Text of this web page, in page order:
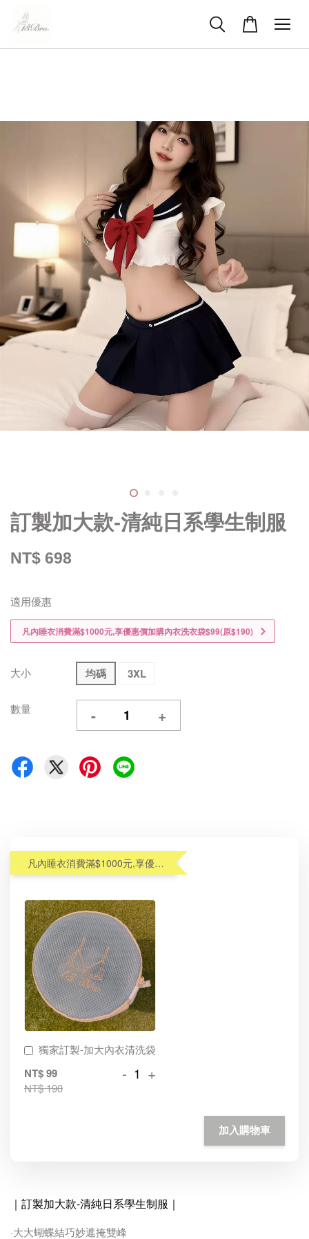
訂製加大款-清純日系學生制服
NT$ 698
適用優惠
凡內睡衣消費滿$1000元,享優惠價加購內衣洗衣袋$99(原$190)
大小 均碼 3XL
數量 - +
凡內睡衣消費滿$1000元,享優惠價加購內衣洗衣袋$99(原$190)
獨家訂製-加大內衣清洗袋
NT$ 99
NT$ 190
- +
加入購物車
｜訂製加大款-清純日系學生制服 ｜
·大大蝴蝶結巧妙遮掩雙峰